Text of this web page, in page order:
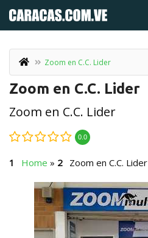
Zoom en C.C. Lider
Zoom en C.C. Lider
Zoom en C.C. Lider
0.0
Home » Zoom en C.C. Lider